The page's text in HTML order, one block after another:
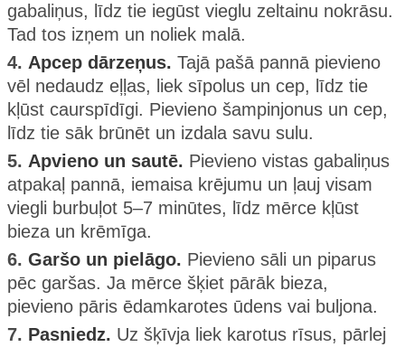
gabaliņus, līdz tie iegūst vieglu zeltainu nokrāsu.
Tad tos izņem un noliek malā.
4. Apcep dārzeņus. Tajā pašā pannā pievieno
vēl nedaudz eļļas, liek sīpolus un cep, līdz tie
kļūst caurspīdīgi. Pievieno šampinjonus un cep,
līdz tie sāk brūnēt un izdala savu sulu.
5. Apvieno un sautē. Pievieno vistas gabaliņus
atpakaļ pannā, iemaisa krējumu un ļauj visam
viegli burbuļot 5–7 minūtes, līdz mērce kļūst
bieza un krēmīga.
6. Garšo un pielāgo. Pievieno sāli un piparus
pēc garšas. Ja mērce šķiet pārāk bieza,
pievieno pāris ēdamkarotes ūdens vai buljona.
7. Pasniedz. Uz šķīvja liek karotus rīsus, pārlej